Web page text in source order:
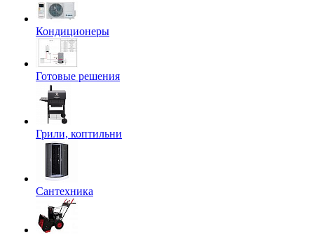
Кондиционеры
Готовые решения
Грили, коптильни
Сантехника